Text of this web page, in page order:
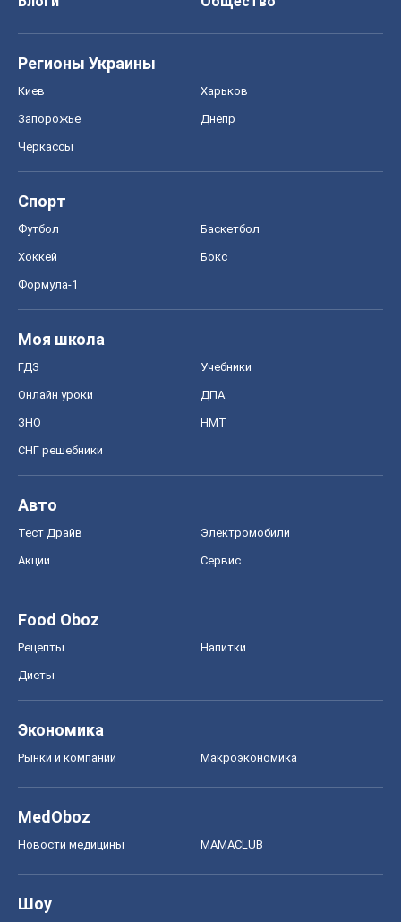
Регионы Украины
Киев Харьков
Запорожье Днепр
Черкассы
Спорт
Футбол Баскетбол
Хоккей Бокс
Формула-1
Моя школа
ГДЗ Учебники
Онлайн уроки ДПА
ЗНО НМТ
СНГ решебники
Авто
Тест Драйв Электромобили
Акции Сервис
Food Oboz
Рецепты Напитки
Диеты
Экономика
Рынки и компании Mакроэкономика
MedOboz
Новости медицины MAMACLUB
Шоу